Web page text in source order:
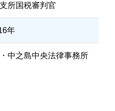
所国税審判官
年
中之島中央法律事務所